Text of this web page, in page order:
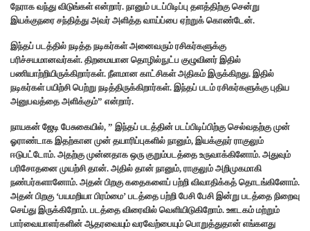
நேராக வந்து விடுங்கள் என்றார். நானும் படப்பிடிப்பு தளத்திற்கு சென்று
இயக்குநரை சந்தித்து அவர் அளித்த வாய்ப்பை ஏற்றுக் கொண்டேன்.
இந்தப் படத்தில் நடித்த நடிகர்கள் அனைவரும் ரசிகர்களுக்கு
பரிச்சயமானவர்கள். திறமையான தொழில்நுட்ப குழுவினர் இதில்
பணியாற்றியிருக்கிறார்கள். நீளமான காட்சிகள் அதிகம் இருக்கிறது. இதில்
நடிகர்கள் பயிற்சி பெற்று நடித்திருக்கிறார்கள். இந்தப் படம் ரசிகர்களுக்கு புதிய
அனுபவத்தை அளிக்கும்” என்றார்.
நாயகன் ஜேடி பேசுகையில், ” இந்தப் படத்தின் படப்பிடிப்பிற்கு செல்வதற்கு முன்
ஓராண்டாக இதற்கான முன் தயாரிப்புகளில் நானும், இயக்குநர் ராகுலும்
ஈடுபட்டோம். அதற்கு முன்னதாக ஒரு குறும்படத்தை உருவாக்கினோம். அதுவும்
பரிசோதனை முயற்சி தான். அதில் தான் நானும், ராகுலும் அறிமுகமாகி
நண்பர்களானோம். அதன் பிறகு கதைகளைப் பற்றி விவாதிக்கத் தொடங்கினோம்.
அதன் பிறகு ‘பயமறியா பிரம்மை’ படத்தை பற்றி பேசி பேசி இன்று படத்தை நிறைவு
செய்து இருக்கிறோம். படத்தை விரைவில் வெளியிடுகிறோம். ஊடகம் மற்றும்
பார்வையாளர்களின் ஆதரவையும் வரவேற்பையும் பொறுத்துதான் எங்களது